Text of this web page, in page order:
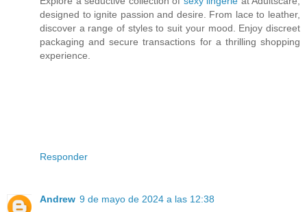
designed to ignite passion and desire. From lace to leather,
discover a range of styles to suit your mood. Enjoy discreet
packaging and secure transactions for a thrilling shopping
experience.
Responder
Andrew 9 de mayo de 2024 a las 12:38